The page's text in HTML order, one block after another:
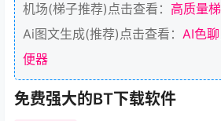
机场(梯子推荐)点击查看： 高质量
Ai图文生成(推荐)点击查看： AI色
便器
免费强大的BT下载软件